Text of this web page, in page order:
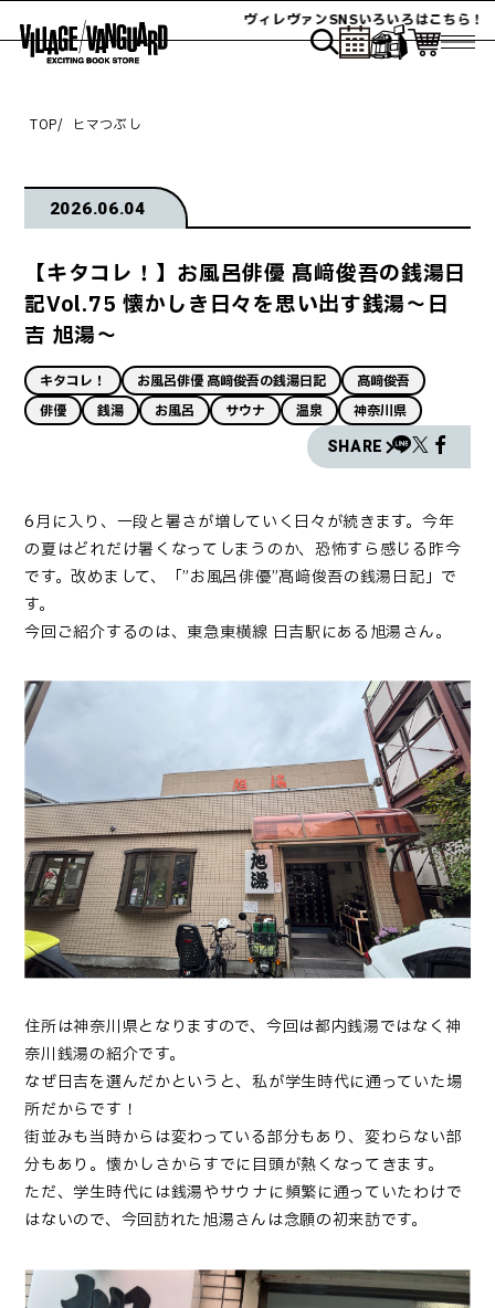
ヴィレヴァンSNSいろいろはこちら！
TOP ヒマつぶし
2026.06.04
【キタコレ！】お風呂俳優 髙﨑俊吾の銭湯日
記Vol.75 懐かしき日々を思い出す銭湯～日
吉 旭湯～
キタコレ！ お風呂俳優 髙﨑俊吾の銭湯日記
髙﨑俊吾
俳優
銭湯 お風呂 サウナ 温泉 神奈川県
SHARE
6月に入り、一段と暑さが増していく日々が続きます。今年
の夏はどれだけ暑くなってしまうのか、恐怖すら感じる昨今
です。改めまして、「”お風呂俳優”髙﨑俊吾の銭湯日記」で
す。
今回ご紹介するのは、東急東横線 日吉駅にある旭湯さん。
住所は神奈川県となりますので、今回は都内銭湯ではなく神
奈川銭湯の紹介です。
なぜ日吉を選んだかというと、私が学生時代に通っていた場
所だからです！
街並みも当時からは変わっている部分もあり、変わらない部
分もあり。懐かしさからすでに目頭が熱くなってきます。
ただ、学生時代には銭湯やサウナに頻繁に通っていたわけで
はないので、今回訪れた旭湯さんは念願の初来訪です。